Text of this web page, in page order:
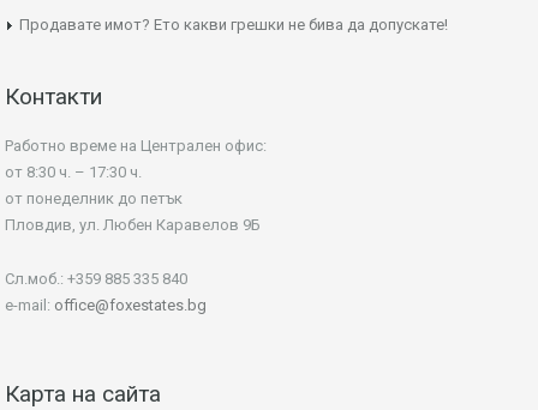
Продавате имот? Ето какви грешки не бива да допускате!
Контакти
Работно време на Централен офис:
от 8:30 ч. – 17:30 ч.
от понеделник до петък
Пловдив, ул. Любен Каравелов 9Б
Сл.моб.: +359 885 335 840
e-mail: office@foxestates.bg
Карта на сайта